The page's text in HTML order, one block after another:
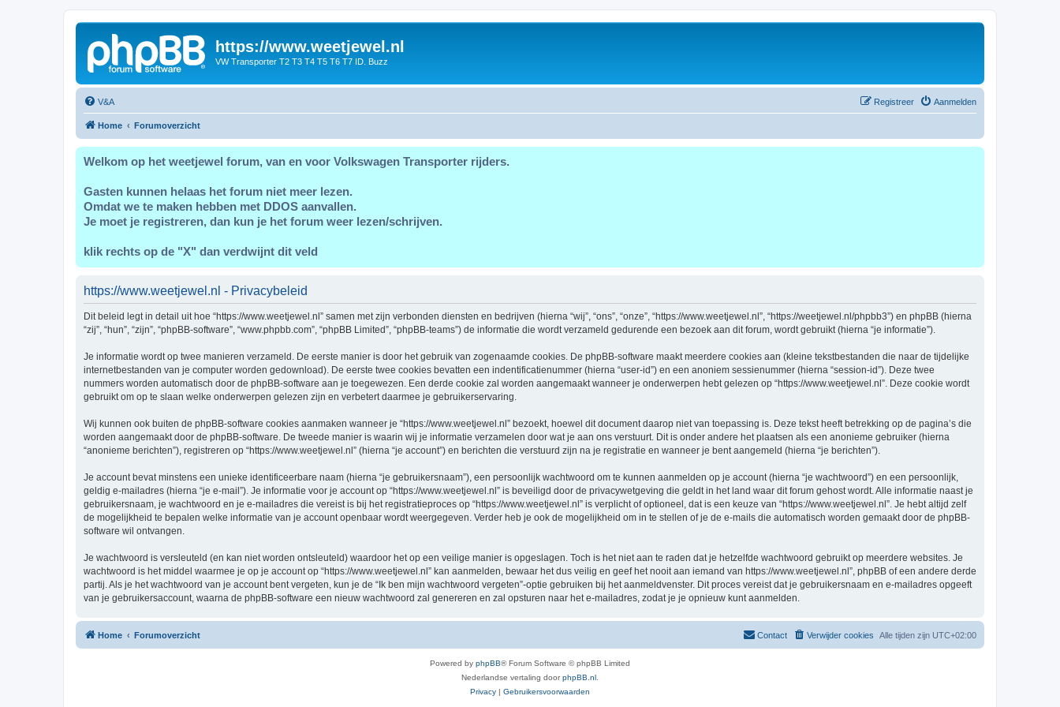
https://www.weetjewel.nl
VW Transporter T2 T3 T4 T5 T6 T7 ID. Buzz
V&A Aanmelden
Registreer
Home Forumoverzicht
Welkom op het weetjewel forum, van en voor Volkswagen Transporter rijders.
Gasten kunnen helaas het forum niet meer lezen.
Omdat we te maken hebben met DDOS aanvallen.
Je moet je registreren, dan kun je het forum weer lezen/schrijven.
klik rechts op de "X" dan verdwijnt dit veld
https://www.weetjewel.nl - Privacybeleid
Dit beleid legt in detail uit hoe “https://www.weetjewel.nl” samen met zijn verbonden diensten en bedrijven (hierna “wij”, “ons”, “onze”, “https://www.weetjewel.nl”, “https://weetjewel.nl/phpbb3”) en phpBB (hierna
“zij”, “hun”, “zijn”, “phpBB-software”, “www.phpbb.com”, “phpBB Limited”, “phpBB-teams”) de informatie die wordt verzameld gedurende een bezoek aan dit forum, wordt gebruikt (hierna “je informatie”).
Je informatie wordt op twee manieren verzameld. De eerste manier is door het gebruik van zogenaamde cookies. De phpBB-software maakt meerdere cookies aan (kleine tekstbestanden die naar de tijdelijke
internetbestanden van je computer worden gedownload). De eerste twee cookies bevatten een indentificatienummer (hierna “user-id”) en een anoniem sessienummer (hierna “session-id”). Deze twee
nummers worden automatisch door de phpBB-software aan je toegewezen. Een derde cookie zal worden aangemaakt wanneer je onderwerpen hebt gelezen op “https://www.weetjewel.nl”. Deze cookie wordt
gebruikt om op te slaan welke onderwerpen gelezen zijn en verbetert daarmee je gebruikerservaring.
Wij kunnen ook buiten de phpBB-software cookies aanmaken wanneer je “https://www.weetjewel.nl” bezoekt, hoewel dit document daarop niet van toepassing is. Deze tekst heeft betrekking op de pagina’s die
worden aangemaakt door de phpBB-software. De tweede manier is waarin wij je informatie verzamelen door wat je aan ons verstuurt. Dit is onder andere het plaatsen als een anonieme gebruiker (hierna
“anonieme berichten”), registreren op “https://www.weetjewel.nl” (hierna “je account”) en berichten die verstuurd zijn na je registratie en wanneer je bent aangemeld (hierna “je berichten”).
Je account bevat minstens een unieke identificeerbare naam (hierna “je gebruikersnaam”), een persoonlijk wachtwoord om te kunnen aanmelden op je account (hierna “je wachtwoord”) en een persoonlijk,
geldig e-mailadres (hierna “je e-mail”). Je informatie voor je account op “https://www.weetjewel.nl” is beveiligd door de privacywetgeving die geldt in het land waar dit forum gehost wordt. Alle informatie naast je
gebruikersnaam, je wachtwoord en je e-mailadres die vereist is bij het registratieproces op “https://www.weetjewel.nl” is verplicht of optioneel, dat is een keuze van “https://www.weetjewel.nl”. Je hebt altijd zelf
de mogelijkheid te bepalen welke informatie van je account openbaar wordt weergegeven. Verder heb je ook de mogelijkheid om in te stellen of je de e-mails die automatisch worden gemaakt door de phpBB-
software wil ontvangen.
Je wachtwoord is versleuteld (en kan niet worden ontsleuteld) waardoor het op een veilige manier is opgeslagen. Toch is het niet aan te raden dat je hetzelfde wachtwoord gebruikt op meerdere websites. Je
wachtwoord is het middel waarmee je op je account op “https://www.weetjewel.nl” kan aanmelden, bewaar het dus veilig en geef het nooit aan iemand van https://www.weetjewel.nl”, phpBB of een andere derde
partij. Als je het wachtwoord van je account bent vergeten, kun je de “Ik ben mijn wachtwoord vergeten”-optie gebruiken bij het aanmeldvenster. Dit proces vereist dat je gebruikersnaam en e-mailadres opgeeft
van je gebruikersaccount, waarna de phpBB-software een nieuw wachtwoord zal genereren en zal opsturen naar het e-mailadres, zodat je je opnieuw kunt aanmelden.
Home Forumoverzicht Alle tijden zijn UTC+02:00
Verwijder cookies
Contact
Powered by phpBB® Forum Software © phpBB Limited
Nederlandse vertaling doorphpBB.nl
Privacy | Gebruikersvoorwaarden